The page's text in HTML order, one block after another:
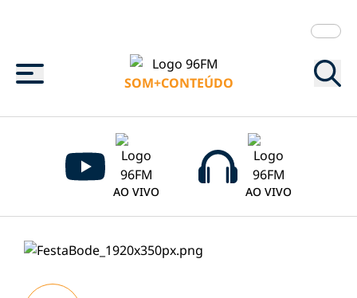
Menu
SOM+CONTEÚDO
AO VIVO AO VIVO